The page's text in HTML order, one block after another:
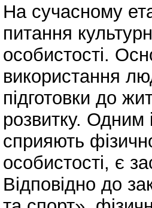
На сучасному
питання
особистості.
використання
підготовки до
розвитку. Одним
сприяють
особистості, є
Відповідно до